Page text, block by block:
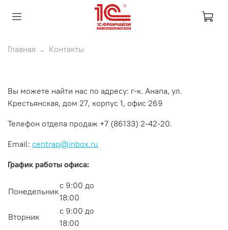
Главная Контакты
Вы можете найти нас по адресу: г-к. Анапа, ул.
Крестьянская, дом 27, корпус 1, офис 269
Телефон отдела продаж +7 (86133) 2-42-20.
Email: centrap@inbox.ru
График работы офиса:
Понедельник
с 9:00 до
18:00
Вторник
с 9:00 до
18:00